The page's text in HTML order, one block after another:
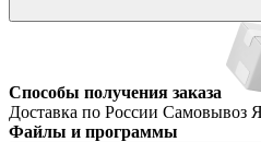
Способы получения заказа
Доставка по России Самовывоз
Файлы и программы